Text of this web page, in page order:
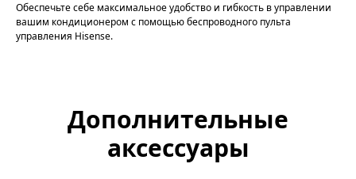
Обеспечьте себе максимальное удобство и гибкость в управлении
вашим кондиционером с помощью беспроводного пульта
управления Hisense.
Дополнительные
аксессуары